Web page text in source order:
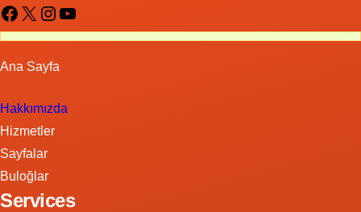
Facebook X Instagram YouTube
Ana Sayfa
Hakkımızda
Hizmetler
Sayfalar
Buloğlar
Services